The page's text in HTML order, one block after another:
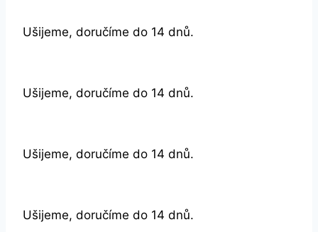
Ušijeme, doručíme do 14 dnů.
Ušijeme, doručíme do 14 dnů.
Ušijeme, doručíme do 14 dnů.
Ušijeme, doručíme do 14 dnů.